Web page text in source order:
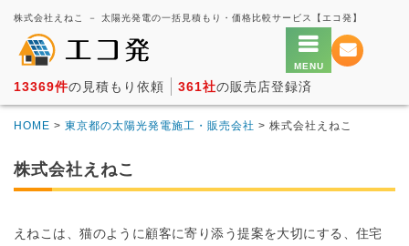
株式会社えねこ － 太陽光発電の一括見積もり・価格比較サービス【エコ発】
13369件の見積もり依頼 361社の販売店登録済
HOME > 東京都の太陽光発電施工・販売会社 > 株式会社えねこ
株式会社えねこ
えねこは、猫のように顧客に寄り添う提案を大切にする、住宅